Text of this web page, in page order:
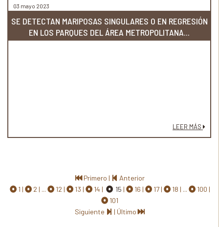
03 mayo 2023
SE DETECTAN MARIPOSAS SINGULARES O EN REGRESIÓN
EN LOS PARQUES DEL ÁREA METROPOLITANA...
LEER MÁS
Primero |
Anterior
1
2 ... 12 13 14 15 16 17 18 ...
100
101
Siguiente
| Último